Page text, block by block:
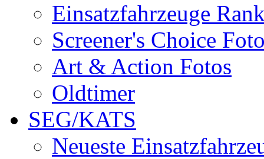
Einsatzfahrzeuge
Screener's Choice
Art & Action Fotos
Oldtimer
SEG/KATS
Neueste